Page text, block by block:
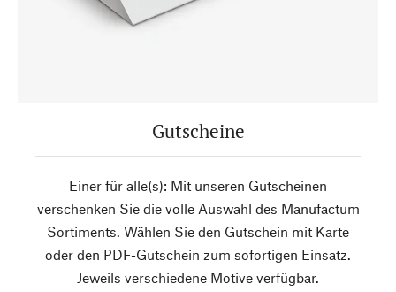
Gutscheine
Einer für alle(s): Mit unseren Gutscheinen
verschenken Sie die volle Auswahl des Manufactum
Sortiments. Wählen Sie den Gutschein mit Karte
oder den PDF-Gutschein zum sofortigen Einsatz.
Jeweils verschiedene Motive verfügbar.